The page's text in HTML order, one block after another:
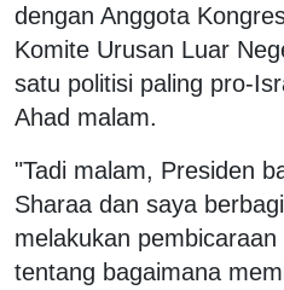
dengan Anggota
Komite Urusan Luar
satu politisi paling pro-
Ahad malam.
"Tadi malam, Presiden
Sharaa dan saya
melakukan
tentang bagaimana